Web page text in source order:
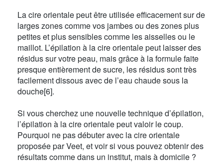
La cire orientale peut être utilisée efficacement sur de
larges zones comme vos jambes ou des zones plus
petites et plus sensibles comme les aisselles ou le
maillot. L’épilation à la cire orientale peut laisser des
résidus sur votre peau, mais grâce à la formule faite
presque entièrement de sucre, les résidus sont très
facilement dissous avec de l’eau chaude sous la
douche[6].
Si vous cherchez une nouvelle technique d’épilation,
l’épilation à la cire orientale peut valoir le coup.
Pourquoi ne pas débuter avec la cire orientale
proposée par Veet, et voir si vous pouvez obtenir des
résultats comme dans un institut, mais à domicile ?